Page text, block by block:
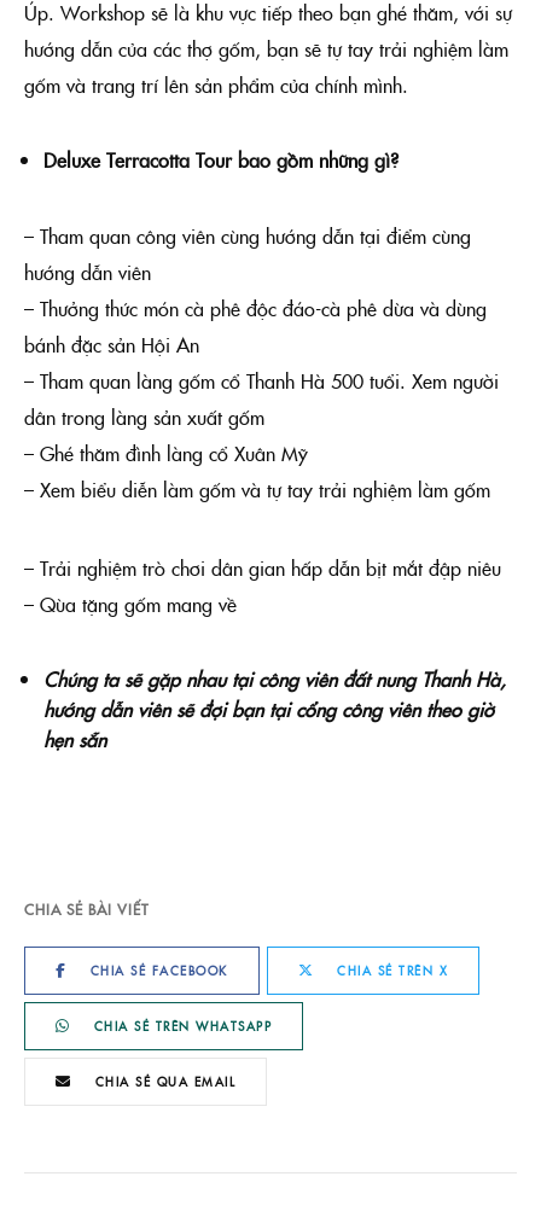
Úp. Workshop sẽ là khu vực tiếp theo bạn ghé thăm, với sự
hướng dẫn của các thợ gốm, bạn sẽ tự tay trải nghiệm làm
gốm và trang trí lên sản phẩm của chính mình.
Deluxe Terracotta Tour bao gồm những gì?
– Tham quan công viên cùng hướng dẫn tại điểm cùng
hướng dẫn viên
– Thưởng thức món cà phê độc đáo-cà phê dừa và dùng
bánh đặc sản Hội An
– Tham quan làng gốm cổ Thanh Hà 500 tuổi. Xem người
dân trong làng sản xuất gốm
– Ghé thăm đình làng cổ Xuân Mỹ
– Xem biểu diễn làm gốm và tự tay trải nghiệm làm gốm
– Trải nghiệm trò chơi dân gian hấp dẫn bịt mắt đập niêu
– Qùa tặng gốm mang về
Chúng ta sẽ gặp nhau tại công viên đất nung Thanh Hà,
hướng dẫn viên sẽ đợi bạn tại cổng công viên theo giờ
hẹn sẵn
CHIA SẺ BÀI VIẾT
CHIA SẺ FACEBOOK CHIA SẺ TRÊN X
CHIA SẺ TRÊN WHATSAPP
CHIA SẺ QUA EMAIL